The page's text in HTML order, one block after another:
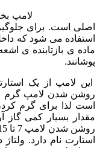
بخار سدیم دارای
برای جلوگیری از
می شود که داخل آن
بازتابنده ی اشعه ی
از یک استارتر
لامپ گرم می
برای گرم کردن
بسیار کمی گاز
روشن
نام دارد. ولتاژ دو سر